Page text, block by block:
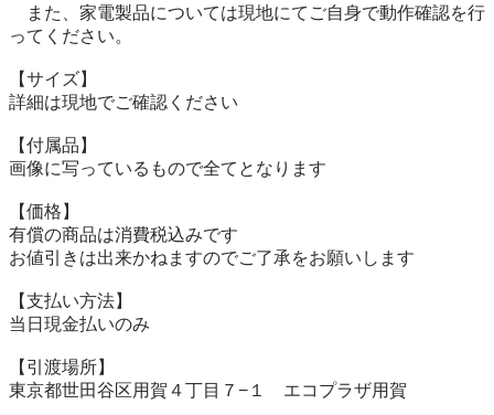
また、家電製品については現地にてご自身で動作確認を行
ってください。
【サイズ】
詳細は現地でご確認ください
【付属品】
画像に写っているもので全てとなります
【価格】
有償の商品は消費税込みです
お値引きは出来かねますのでご了承をお願いします
【⽀払い⽅法】
当⽇現⾦払いのみ
【引渡場所】
東京都世田谷区用賀４丁目７−１　エコプラザ用賀